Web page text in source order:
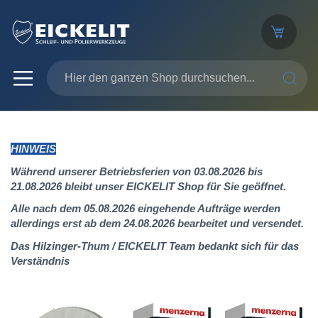
SUCHE
HINWEIS
Während unserer Betriebsferien von 03.08.2026 bis
21.08.2026 bleibt unser EICKELIT Shop für Sie geöffnet.
Alle nach dem 05.08.2026 eingehende Aufträge werden
allerdings erst ab dem 24.08.2026 bearbeitet und versendet.
Das Hilzinger-Thum / EICKELIT Team bedankt sich für das
Verständnis